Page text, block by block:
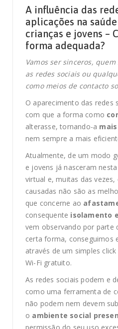
A influência das
aplicações na
crianças e jovens –
forma adequada?
Vamos ser sinceros,
as redes sociais ou
como meios de contacto
O aparecimento das redes
com que a forma como
alterasse, tornando-a
nem sempre a mais
Atualmente, de um modo
e jovens já nasceram
virtual e, muitas das
causadas não são as
que concerne ao
consequente isolamento
vem observando por parte
certa forma, conseguimos
através de um simples
Wi-Fi gratuito.
As redes sociais podem e
como uma ferramenta de
não podem nem devem
o ambiente social